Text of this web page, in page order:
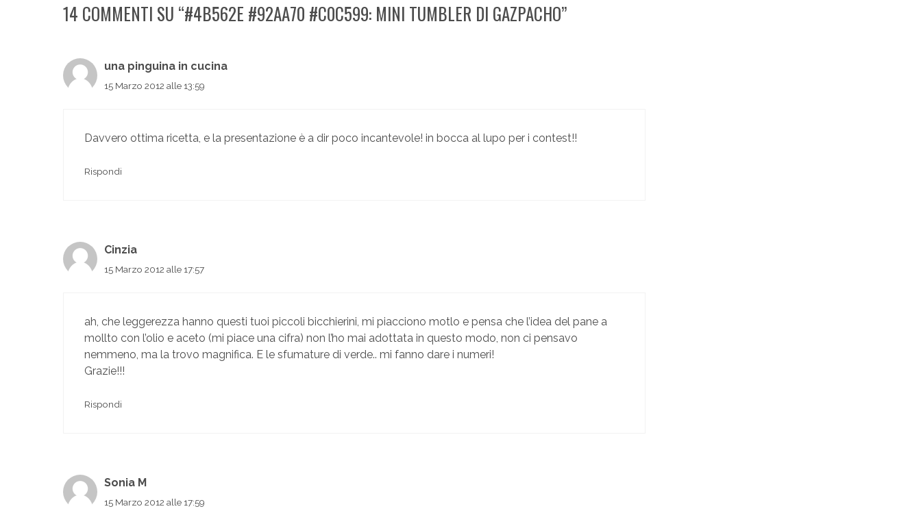
14 COMMENTI SU “#4B562E #92AA70 #C0C599: MINI TUMBLER DI GAZPACHO”
una pinguina in cucina
15 Marzo 2012 alle 13:59
Davvero ottima ricetta, e la presentazione è a dir poco incantevole! in bocca al lupo per i contest!!
Rispondi
Cinzia
15 Marzo 2012 alle 17:57
ah, che leggerezza hanno questi tuoi piccoli bicchierini, mi piacciono motlo e pensa che l’idea del pane a
mollto con l’olio e aceto (mi piace una cifra) non l’ho mai adottata in questo modo, non ci pensavo
nemmeno, ma la trovo magnifica. E le sfumature di verde.. mi fanno dare i numeri!
Grazie!!!
Rispondi
Sonia M
15 Marzo 2012 alle 17:59